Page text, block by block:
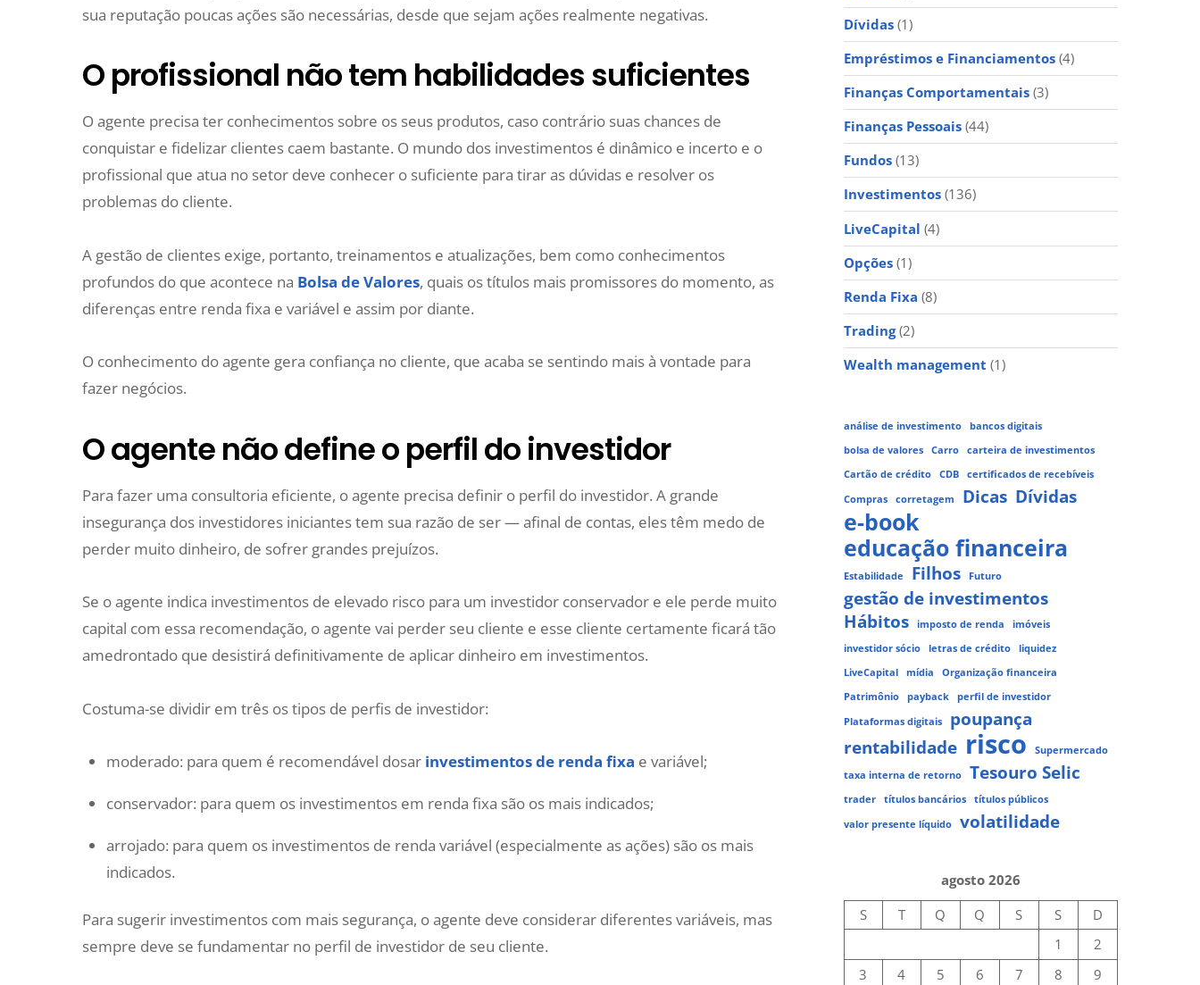
sua reputação poucas ações são necessárias, desde que sejam ações realmente negativas.
O profissional não tem habilidades suficientes
O agente precisa ter conhecimentos sobre os seus produtos, caso contrário suas chances de
conquistar e fidelizar clientes caem bastante. O mundo dos investimentos é dinâmico e incerto e o
profissional que atua no setor deve conhecer o suficiente para tirar as dúvidas e resolver os
problemas do cliente.
A gestão de clientes exige, portanto, treinamentos e atualizações, bem como conhecimentos
profundos do que acontece na Bolsa de Valores, quais os títulos mais promissores do momento, as
diferenças entre renda fixa e variável e assim por diante.
O conhecimento do agente gera confiança no cliente, que acaba se sentindo mais à vontade para
fazer negócios.
O agente não define o perfil do investidor
Para fazer uma consultoria eficiente, o agente precisa definir o perfil do investidor. A grande
insegurança dos investidores iniciantes tem sua razão de ser — afinal de contas, eles têm medo de
perder muito dinheiro, de sofrer grandes prejuízos.
Se o agente indica investimentos de elevado risco para um investidor conservador e ele perde muito
capital com essa recomendação, o agente vai perder seu cliente e esse cliente certamente ficará tão
amedrontado que desistirá definitivamente de aplicar dinheiro em investimentos.
Costuma-se dividir em três os tipos de perfis de investidor:
moderado: para quem é recomendável dosar investimentos de renda fixa e variável;
conservador: para quem os investimentos em renda fixa são os mais indicados;
arrojado: para quem os investimentos de renda variável (especialmente as ações) são os mais
indicados.
Para sugerir investimentos com mais segurança, o agente deve considerar diferentes variáveis, mas
sempre deve se fundamentar no perfil de investidor de seu cliente.
Dívidas(1)
Empréstimos e Financiamentos(4)
Finanças Comportamentais(3)
Finanças Pessoais(44)
Fundos(13)
Investimentos(136)
LiveCapital (4)
Opções(1)
Renda Fixa (8)
Trading(2)
Wealth management (1)
análise de investimento
bancos digitais
bolsa de valores
Carro
carteira de investimentos
Cartão de crédito
CDB
certificados de recebíveis
Compras
corretagem Dicas Dívidas
e-book
educação financeira
Estabilidade Filhos Futuro
gestão de investimentos
Hábitos
imposto de renda
imóveis
investidor sócio
letras de crédito
liquidez
LiveCapital
mídia
Organização financeira
Patrimônio
payback
perfil de investidor
Plataformas digitais
poupança
rentabilidade risco
Supermercado
taxa interna de retorno
Tesouro Selic
trader títulos bancários
títulos públicos
valor presente líquido
volatilidade
agosto 2026
S
T Q Q S S
D
1
2
3
4 5 6 7 8
9